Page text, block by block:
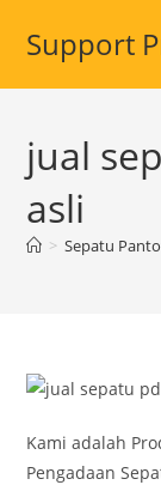
Support
jual
asli
> Sepatu
Kami adalah
Pengadaan